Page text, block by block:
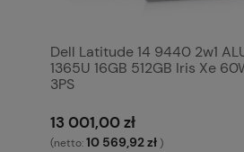
Dell Latitude 14 9440 2w1
1365U 16GB 512GB Iris Xe
3PS
13 001,00 zł
(netto:10 569,92 zł )